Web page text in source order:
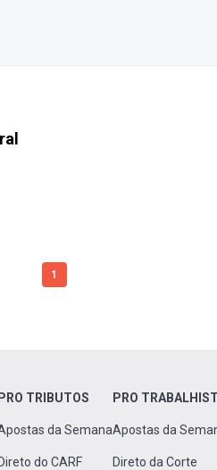
1
PRO TRIBUTOS
da Semana
Direto do CARF
PRO
Apostas da
Direto da Corte